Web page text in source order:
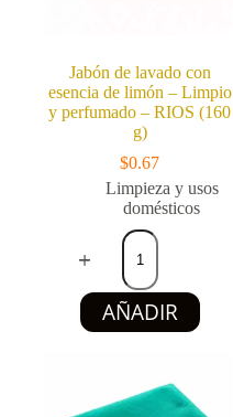
Jabón de lavado con
esencia de limón – Limpio
y perfumado – RIOS (160
g)
$0.67
Limpieza y usos
domésticos
Jabón
lavado
con
esencia
de
Limpio
y
AÑADIR